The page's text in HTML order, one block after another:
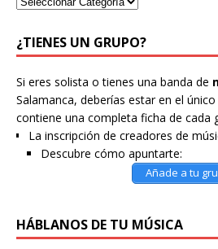
¿TIENES UN GRUPO?
Si eres solista o tienes una banda de
Salamanca, deberías estar en el único
contiene una completa ficha de cada
La inscripción de creadores de
Descubre cómo apuntarte:
Añade a tu
HÁBLANOS DE TU MÚSICA